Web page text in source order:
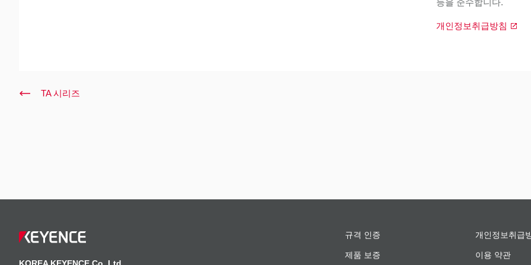
등을 준수합니다.
개인정보취급방침
TA 시리즈
규격 인증 개인정보취급
제품 보증 이용 약관